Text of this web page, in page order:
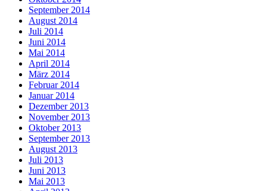
September 2014
August 2014
Juli 2014
Juni 2014
Mai 2014
April 2014
März 2014
Februar 2014
Januar 2014
Dezember 2013
November 2013
Oktober 2013
September 2013
August 2013
Juli 2013
Juni 2013
Mai 2013